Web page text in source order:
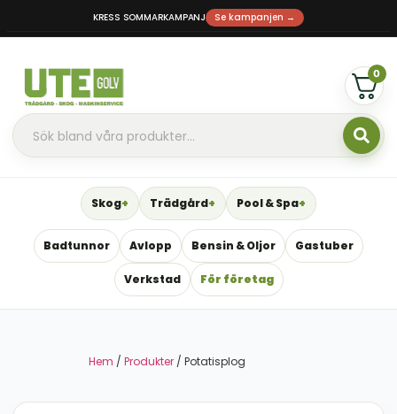
KRESS SOMMARKAMPANJ Se kampanjen →
0
Skog Trädgård Pool & Spa
Badtunnor Avlopp Bensin & Oljor Gastuber
Verkstad För företag
Hem / Produkter / Potatisplog